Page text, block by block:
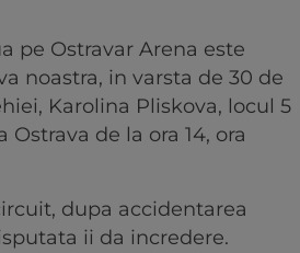
pe Ostravar Arena este
noastra, in varsta de 30 de
Karolina Pliskova, locul 5
de la ora 14, ora
dupa accidentarea
ii da incredere.